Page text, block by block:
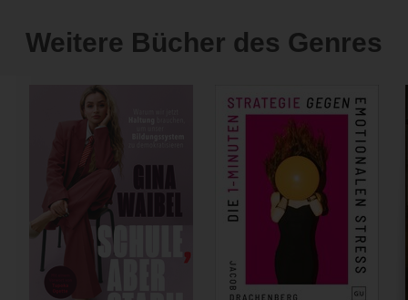
Weitere Bücher des Genres